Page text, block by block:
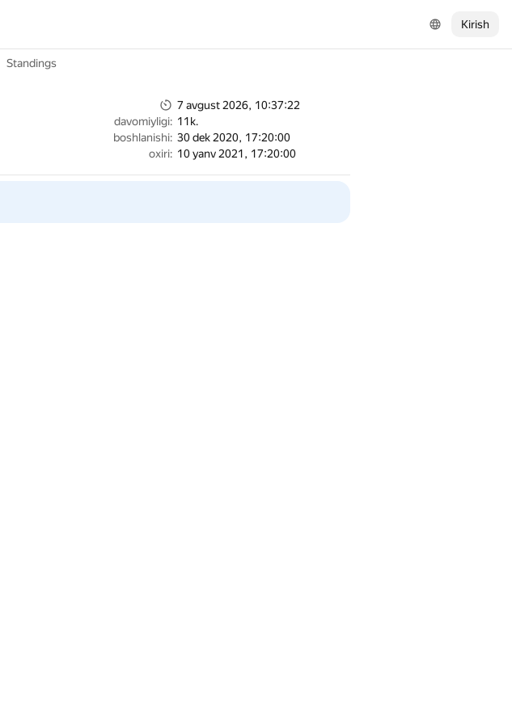
Kirish
Standings
7 avgust 2026, 10:37:22
davomiyligi: 11k.
boshlanishi: 30 dek 2020, 17:20:00
oxiri: 10 yanv 2021, 17:20:00